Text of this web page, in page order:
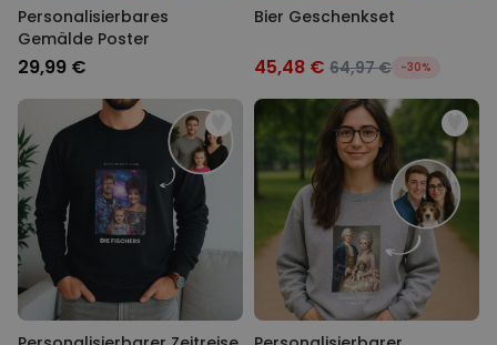
Personalisierbares
Gemälde Poster
29,99 €
Bier Geschenkset
45,48 € 64,97 € -30%